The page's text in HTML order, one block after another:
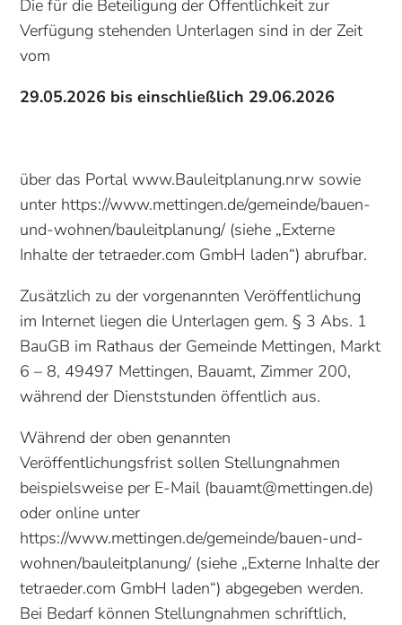
Die für die Beteiligung der Öffentlichkeit zur
Verfügung stehenden Unterlagen sind in der Zeit
vom
29.05.2026 bis einschließlich 29.06.2026
über das Portal www.Bauleitplanung.nrw sowie
unter https://www.mettingen.de/gemeinde/bauen-
und-wohnen/bauleitplanung/ (siehe „Externe
Inhalte der tetraeder.com GmbH laden“) abrufbar.
Zusätzlich zu der vorgenannten Veröffentlichung
im Internet liegen die Unterlagen gem. § 3 Abs. 1
BauGB im Rathaus der Gemeinde Mettingen, Markt
6 – 8, 49497 Mettingen, Bauamt, Zimmer 200,
während der Dienststunden öffentlich aus.
Während der oben genannten
Veröffentlichungsfrist sollen Stellungnahmen
beispielsweise per E-Mail (bauamt@mettingen.de)
oder online unter
https://www.mettingen.de/gemeinde/bauen-und-
wohnen/bauleitplanung/ (siehe „Externe Inhalte der
tetraeder.com GmbH laden“) abgegeben werden.
Bei Bedarf können Stellungnahmen schriftlich,